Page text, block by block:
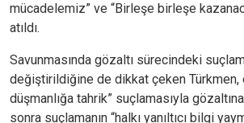
mücadelemiz” ve “Birleşe birleşe
atıldı.
Savunmasında gözaltı sürecindeki
değiştirildiğine de dikkat çeken Türkmen,
düşmanlığa tahrik” suçlamasıyla gözaltına
sonra suçlamanın “halkı yanıltıcı bilgi